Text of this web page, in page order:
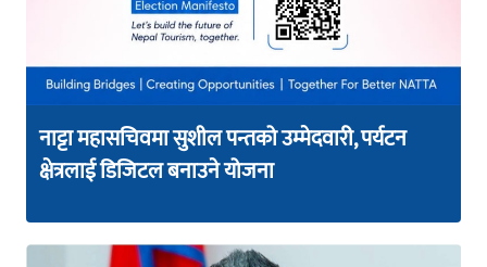
नाट्टा महासचिवमा सुशील पन्तको उम्मेदवारी, पर्यटन
क्षेत्रलाई डिजिटल बनाउने योजना